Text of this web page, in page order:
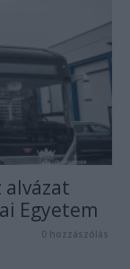
alvázat
Egyetem
0 hozzászólás